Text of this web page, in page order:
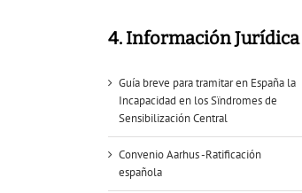
4. Información Jurídica
Guía breve para tramitar en España la
Incapacidad en los Sïndromes de
Sensibilización Central
Convenio Aarhus -Ratificación
española